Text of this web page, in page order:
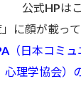
公式HPは
」に顔が載っ
（日本コミ
心理学協会）